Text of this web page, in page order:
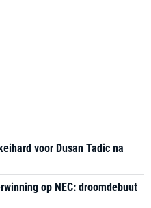
voor Dusan Tadic na
op NEC: droomdebuut